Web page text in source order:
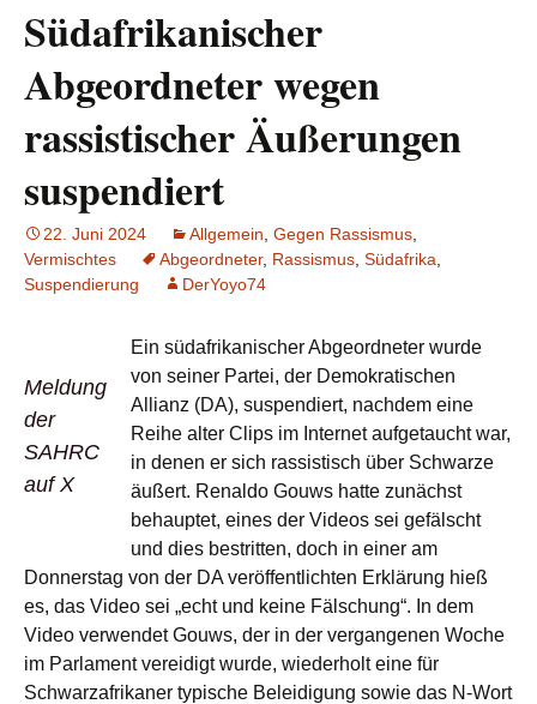
Südafrikanischer
Abgeordneter wegen
rassistischer Äußerungen
suspendiert
22. Juni 2024 Allgemein Gegen Rassismus
Vermischtes
Abgeordneter, Rassismus Südafrika
Suspendierung
DerYoyo74
Meldung
der
SAHRC
auf X
Ein südafrikanischer Abgeordneter wurde
von seiner Partei, der Demokratischen
Allianz (DA), suspendiert, nachdem eine
Reihe alter Clips im Internet aufgetaucht war,
in denen er sich rassistisch über Schwarze
äußert. Renaldo Gouws hatte zunächst
behauptet, eines der Videos sei gefälscht
und dies bestritten, doch in einer am
Donnerstag von der DA veröffentlichten Erklärung hieß
es, das Video sei „echt und keine Fälschung“. In dem
Video verwendet Gouws, der in der vergangenen Woche
im Parlament vereidigt wurde, wiederholt eine für
Schwarzafrikaner typische Beleidigung sowie das N-Wort